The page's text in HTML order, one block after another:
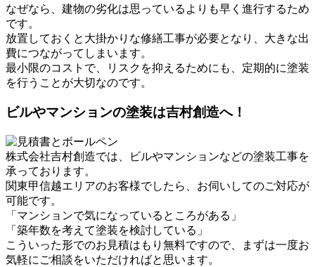
なぜなら、建物の劣化は思っているよりも早く進行するため
です。
放置しておくと大掛かりな修繕工事が必要となり、大きな出
費につながってしまいます。
最小限のコストで、リスクを抑えるためにも、定期的に塗装
を行うことが大切なのです。
ビルやマンションの塗装は吉村創造へ！
株式会社吉村創造では、ビルやマンションなどの塗装工事を
承っております。
関東甲信越エリアのお客様でしたら、お伺いしてのご対応が
可能です。
「マンションで気になっているところがある」
「築年数を考えて塗装を検討している」
こういった形でのお見積はもり無料ですので、まずは一度お
気軽にご相談をいただければと思います。